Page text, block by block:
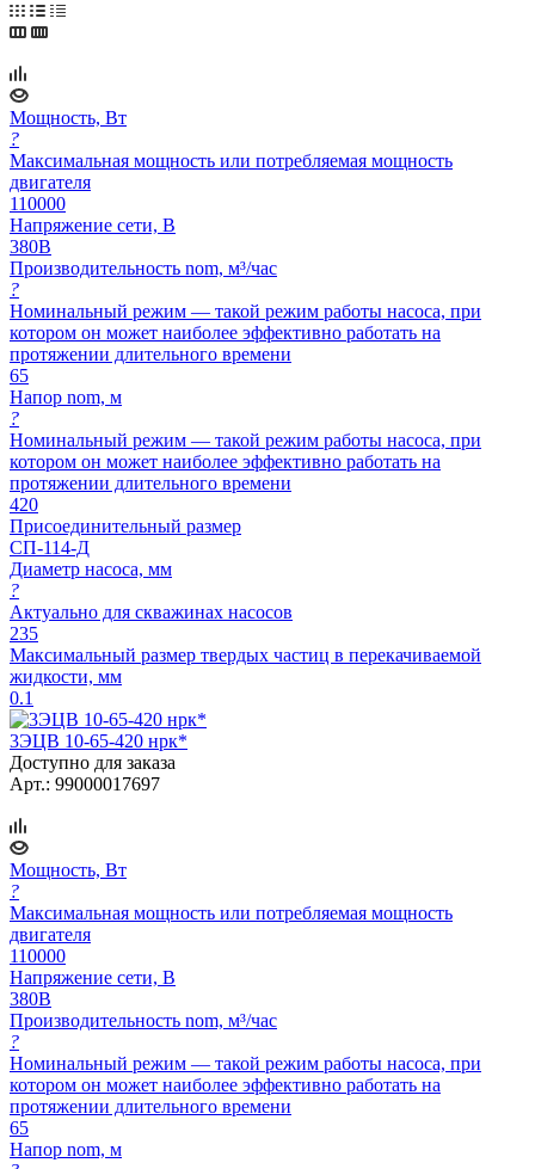
Мощность, Вт
?
Максимальная мощность или потребляемая мощность
двигателя
110000
Напряжение сети, В
380В
Производительность nom, м³/час
?
Номинальный режим — такой режим работы насоса, при
котором он может наиболее эффективно работать на
протяжении длительного времени
65
Напор nom, м
?
Номинальный режим — такой режим работы насоса, при
котором он может наиболее эффективно работать на
протяжении длительного времени
420
Присоединительный размер
СП-114-Д
Диаметр насоса, мм
?
Актуально для скважинах насосов
235
Максимальный размер твердых частиц в перекачиваемой
жидкости, мм
0.1
3ЭЦВ 10-65-420 нрк*
Доступно для заказа
Арт.: 99000017697
Мощность, Вт
?
Максимальная мощность или потребляемая мощность
двигателя
110000
Напряжение сети, В
380В
Производительность nom, м³/час
?
Номинальный режим — такой режим работы насоса, при
котором он может наиболее эффективно работать на
протяжении длительного времени
65
Напор nom, м